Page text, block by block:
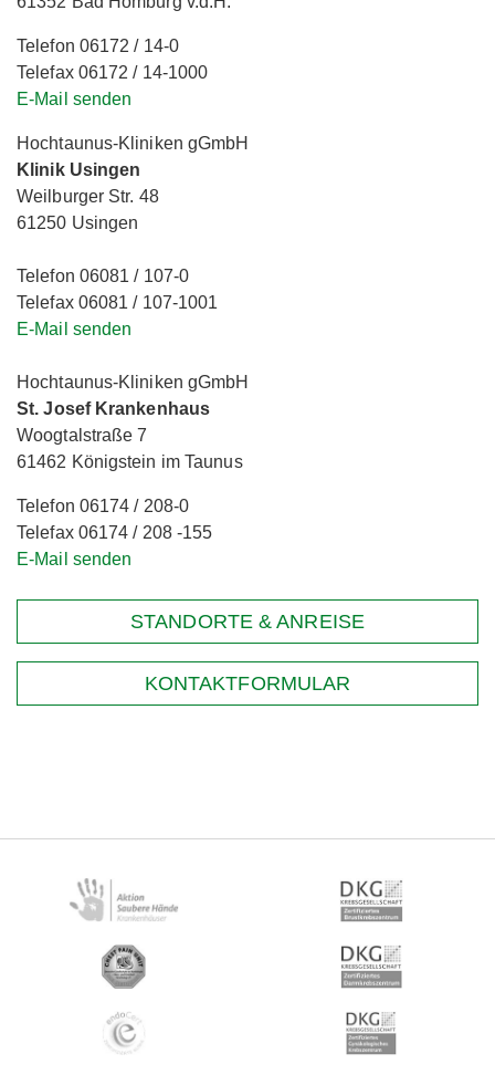
Telefon 06172 / 14-0
Telefax 06172 / 14-1000
E-Mail senden
Hochtaunus-Kliniken gGmbH
Klinik Usingen
Weilburger Str. 48
61250 Usingen
Telefon 06081 / 107-0
Telefax 06081 / 107-1001
E-Mail senden
Hochtaunus-Kliniken gGmbH
St. Josef Krankenhaus
Woogtalstraße 7
61462 Königstein im Taunus
Telefon 06174 / 208-0
Telefax 06174 / 208 -155
E-Mail senden
STANDORTE & ANREISE
KONTAKTFORMULAR